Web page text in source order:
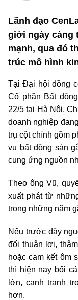
Lãnh đạo
giới ngày càng
mạnh, qua đó
trúc mô hình
Tại Đại hội đồng
Cổ phần Bất
22/5 tại Hà Nội,
doanh nghiệp
trụ cột chính gồm
vụ bất động sản
cung ứng nguồn
Theo ông Vũ,
xuất phát từ
trong những năm
Nếu trước đây
đối thuận lợi,
hoặc cam kết ôm
thì hiện nay bối
lớn, cạnh tranh
hơn.